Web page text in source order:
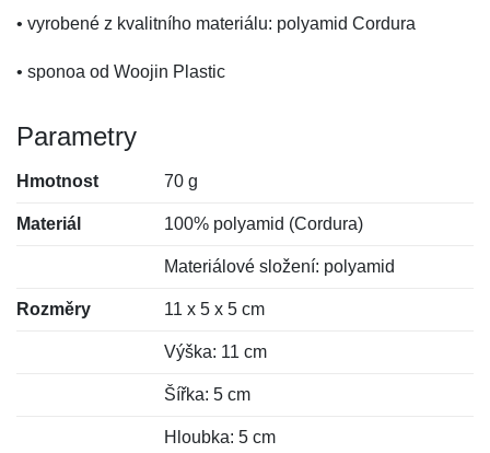
• vyrobené z kvalitního materiálu: polyamid Cordura
• sponoa od Woojin Plastic
Parametry
Hmotnost 70 g
Materiál 100% polyamid (Cordura)
Materiálové složení: polyamid
Rozměry 11 x 5 x 5 cm
Výška: 11 cm
Šířka: 5 cm
Hloubka: 5 cm